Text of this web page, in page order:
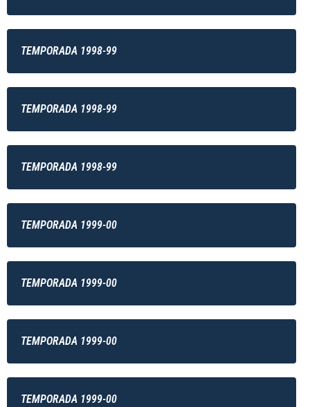
TEMPORADA 1998-99
TEMPORADA 1998-99
TEMPORADA 1998-99
TEMPORADA 1999-00
TEMPORADA 1999-00
TEMPORADA 1999-00
TEMPORADA 1999-00